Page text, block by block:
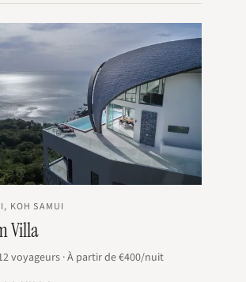
KOH SAMUI
Villa
voyageurs ·À partir de€400/nuit